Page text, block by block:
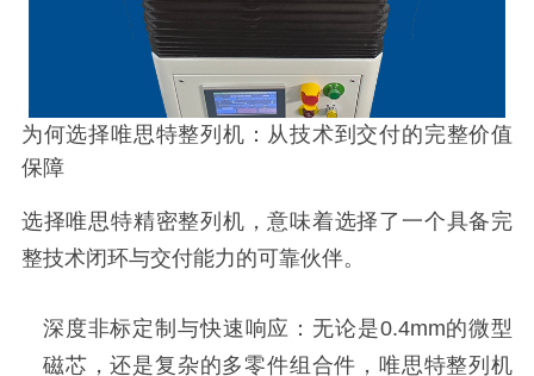
为何选择唯思特整列机：从技术到交付的完整价值
保障
选择唯思特精密整列机，意味着选择了一个具备完
整技术闭环与交付能力的可靠伙伴。
深度非标定制与快速响应：无论是0.4mm的微型
磁芯，还是复杂的多零件组合件，唯思特整列机